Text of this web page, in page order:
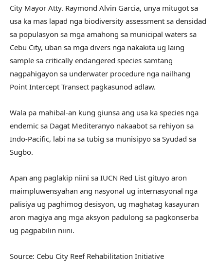
City Mayor Atty. Raymond Alvin Garcia, unya mitugot sa
usa ka mas lapad nga biodiversity assessment sa densidad
sa populasyon sa mga amahong sa municipal waters sa
Cebu City, uban sa mga divers nga nakakita ug laing
sample sa critically endangered species samtang
nagpahigayon sa underwater procedure nga nailhang
Point Intercept Transect pagkasunod adlaw.
Wala pa mahibal-an kung giunsa ang usa ka species nga
endemic sa Dagat Mediteranyo nakaabot sa rehiyon sa
Indo-Pacific, labi na sa tubig sa munisipyo sa Syudad sa
Sugbo.
Apan ang paglakip niini sa IUCN Red List gituyo aron
maimpluwensyahan ang nasyonal ug internasyonal nga
palisiya ug paghimog desisyon, ug maghatag kasayuran
aron magiya ang mga aksyon padulong sa pagkonserba
ug pagpabilin niini.
Source: Cebu City Reef Rehabilitation Initiative